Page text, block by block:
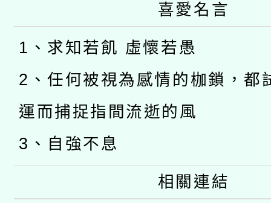
喜愛名言
1、求知若飢 虛懷若愚
2、任何被視為感情的枷鎖，都
運而捕捉指間流逝的風
3、自強不息
相關連結